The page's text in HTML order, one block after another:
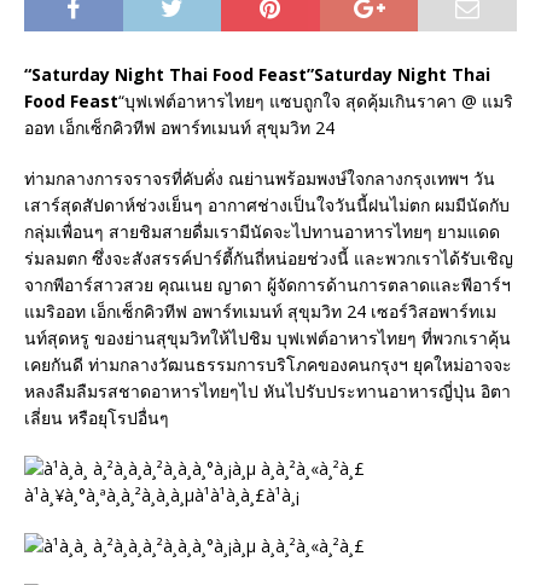
“Saturday Night Thai Food Feast”Saturday Night Thai
Food Feast“บุฟเฟต์อาหารไทยๆ แซบถูกใจ สุดคุ้มเกินราคา @ แมริ
ออท เอ็กเซ็กคิวทีฟ อพาร์ทเมนท์ สุขุมวิท 24
ท่ามกลางการจราจรที่คับคั่ง ณย่านพร้อมพงษ์ใจกลางกรุงเทพฯ วัน
เสาร์สุดสัปดาห์ช่วงเย็นๆ อากาศช่างเป็นใจวันนี้ฝนไม่ตก ผมมีนัดกับ
กลุ่มเพื่อนๆ สายชิมสายดื่มเรามีนัดจะไปทานอาหารไทยๆ ยามแดด
ร่มลมตก ซึ่งจะสังสรรค์ปาร์ตี้กันถี่หน่อยช่วงนี้ และพวกเราได้รับเชิญ
จากพีอาร์สาวสวย คุณเนย ญาดา ผู้จัดการด้านการตลาดและพีอาร์ฯ
แมริออท เอ็กเซ็กคิวทีฟ อพาร์ทเมนท์ สุขุมวิท 24 เซอร์วิสอพาร์ทเม
นท์สุดหรู ของย่านสุขุมวิทให้ไปชิม บุฟเฟต์อาหารไทยๆ ที่พวกเราคุ้น
เคยกันดี ท่ามกลางวัฒนธรรมการบริโภคของคนกรุงฯ ยุคใหม่อาจจะ
หลงลืมลืมรสชาดอาหารไทยๆไป หันไปรับประทานอาหารญี่ปุ่น อิตา
เลี่ยน หรือยุโรปอื่นๆ